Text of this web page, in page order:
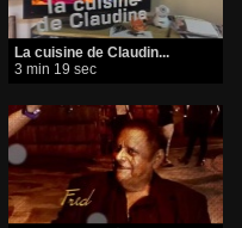
La cuisine de Claudin...
3 min 19 sec